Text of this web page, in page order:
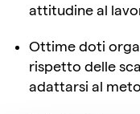
attitudine al
Ottime doti
rispetto delle
adattarsi al